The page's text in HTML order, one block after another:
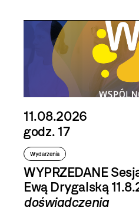
11.08.2026
godz. 17
Wydarzenia
WYPRZEDANE
Ewą Drygalską
doświadczenia